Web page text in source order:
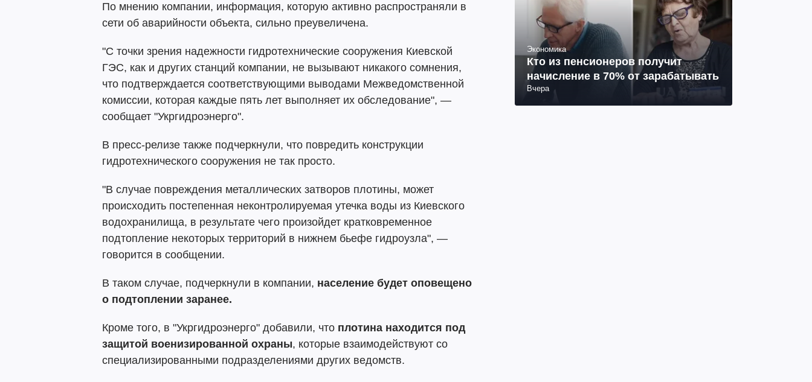
По мнению компании, информация, которую активно распространяли в
сети об аварийности объекта, сильно преувеличена.
"С точки зрения надежности гидротехнические сооружения Киевской
ГЭС, как и других станций компании, не вызывают никакого сомнения,
что подтверждается соответствующими выводами Межведомственной
комиссии, которая каждые пять лет выполняет их обследование", —
сообщает "Укргидроэнерго".
В пресс-релизе также подчеркнули, что повредить конструкции
гидротехнического сооружения не так просто.
"В случае повреждения металлических затворов плотины, может
происходить постепенная неконтролируемая утечка воды из Киевского
водохранилища, в результате чего произойдет кратковременное
подтопление некоторых территорий в нижнем бьефе гидроузла", —
говорится в сообщении.
В таком случае, подчеркнули в компании, население будет оповещено
о подтоплении заранее.
Кроме того, в "Укргидроэнерго" добавили, что плотина находится под
защитой военизированной охраны, которые взаимодействуют со
специализированными подразделениями других ведомств.
Экономика
Кто из пенсионеров получит
начисление в 70% от зарабатывать
Вчера